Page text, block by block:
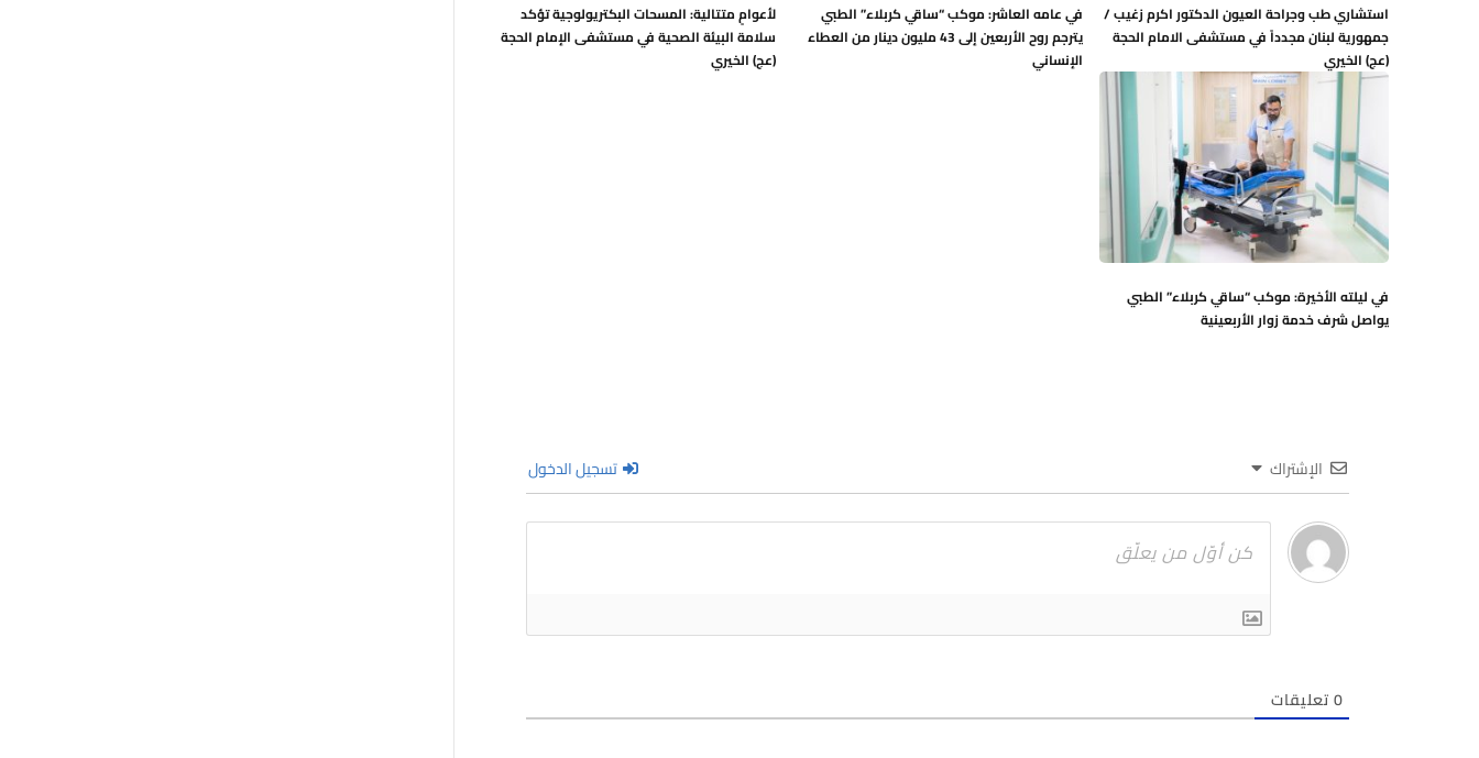
استشاري طب وجراحة العيون الدكتور اكرم زغيب /
جمهورية لبنان مجدداً في مستشفى الامام الحجة
(عج) الخيري
في عامه العاشر: موكب “ساقي كربلاء” الطبي
يترجم روح الأربعين إلى 43 مليون دينار من العطاء
الإنساني
لأعوامٍ متتالية: المسحات البكتريولوجية تؤكد
سلامة البيئة الصحية في مستشفى الإمام الحجة
(عج) الخيري
في ليلته الأخيرة: موكب “ساقي كربلاء” الطبي
يواصل شرف خدمة زوار الأربعينية
الإشتراك تسجيل الدخول
0تعليقات